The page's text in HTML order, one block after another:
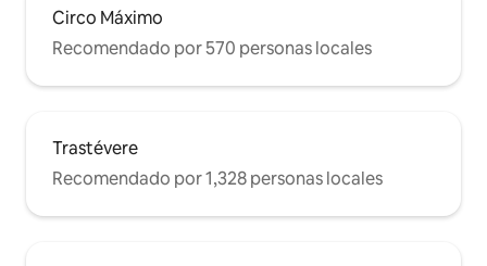
850 metros del Circo Massimo, a 1,8
kilómetros de la plaza Venice, a 1 km de
la plaza Bocca della Verita, a 1,9 km. Fori
Imperiali.
Circo Máximo
Recomendado por 570 personas locales
Trastévere
Recomendado por 1,328 personas locales